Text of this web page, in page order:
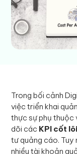
Trong bối cảnh
việc triển khai
thực sự phụ thuộc
dõi các KPI cốt lõi
tư quảng cáo. Tuy
nhiều tài khoản